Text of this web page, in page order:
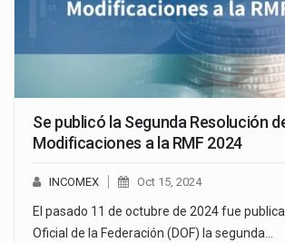
Se publicó la Segunda Resolución
Modificaciones a la RMF 2024
INCOMEX Oct 15, 2024
El pasado 11 de octubre de 2024 fue
Oficial de la Federación (DOF) la segunda…